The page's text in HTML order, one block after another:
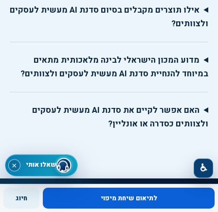
אילו תוצרים מקבלים בסיום סדנת AI מעשית לעסקים
ולצוותים?
מדוע המכון הישראלי לבינה מלאכותית מתאים
במיוחד להנחיית סדנת AI מעשית לעסקים ולצוותים?
האם אפשר לקיים את סדנת AI מעשית לעסקים
ולצוותים כסדרה או אונליין?
לתיאום שיחת מיפוי חיוג
שאלו אותי × ♿